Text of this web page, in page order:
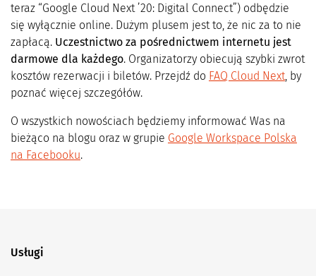
teraz “Google Cloud Next ’20: Digital Connect”) odbędzie
się wyłącznie online. Dużym plusem jest to, że nic za to nie
zapłacą. Uczestnictwo za pośrednictwem internetu jest
darmowe dla każdego. Organizatorzy obiecują szybki zwrot
kosztów rezerwacji i biletów. Przejdź do FAQ Cloud Next , by
poznać więcej szczegółów.
O wszystkich nowościach będziemy informować Was na
bieżąco na blogu oraz w grupie Google Workspace Polska
na Facebooku.
Usługi